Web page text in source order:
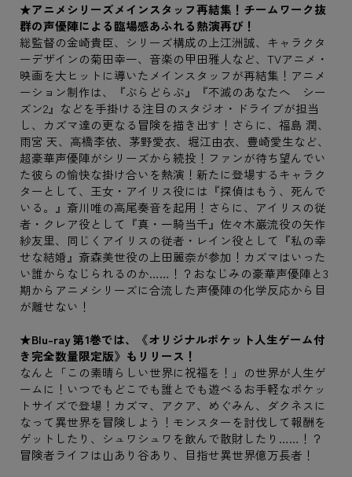
★アニメシリーズメインスタッフ再結集！チームワーク抜
群の声優陣による臨場感あふれる熱演再び！
総監督の金崎貴臣、シリーズ構成の上江洲誠、キャラクタ
ーデザインの菊田幸一、音楽の甲田雅人など、TVアニメ・
映画を大ヒットに導いたメインスタッフが再結集！アニメ
ーション制作は、『ぶらどらぶ』『不滅のあなたへ シー
ズン2』などを手掛ける注目のスタジオ・ドライブが担当
し、カズマ達の更なる冒険を描き出す！さらに、福島 潤、
雨宮 天、高橋李依、茅野愛衣、堀江由衣、豊崎愛生など、
超豪華声優陣がシリーズから続投！ファンが待ち望んでい
た彼らの愉快な掛け合いを熱演！新たに登場するキャラク
ターとして、王女・アイリス役には『探偵はもう、死んで
いる。』斎川唯の高尾奏音を起用！さらに、アイリスの従
者・クレア役として『真・一騎当千』佐々木巌流役の矢作
紗友里、同じくアイリスの従者・レイン役として『私の幸
せな結婚』斎森美世役の上田麗奈が参加！カズマはいった
い誰からなじられるのか……！？おなじみの豪華声優陣と3
期からアニメシリーズに合流した声優陣の化学反応から目
が離せない！
★Blu-ray 第1巻では、《オリジナルポケット人生ゲーム付
き完全数量限定版》もリリース！
なんと「この素晴らしい世界に祝福を！」の世界が人生ゲ
ームに！いつでもどこでも誰とでも遊べるお手軽なポケッ
トサイズで登場！カズマ、アクア、めぐみん、ダクネスに
なって異世界を冒険しよう！モンスターを討伐して報酬を
ゲットしたり、シュワシュワを飲んで散財したり……！？
冒険者ライフは山あり谷あり、目指せ異世界億万長者！